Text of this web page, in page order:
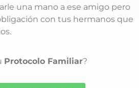
una mano a ese amigo pero
con tus hermanos que
Protocolo Familiar?